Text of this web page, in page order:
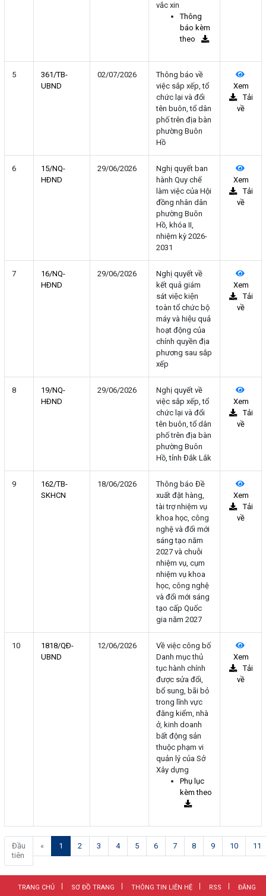
vắc xin
Thông
báo kèm
theo
5
361/TB-
UBND
02/07/2026
Thông báo về
việc sắp xếp, tổ
chức lại và đổi
tên buôn, tổ dân
phố trên địa bàn
phường Buôn
Hồ
Xem
Tải
về
6
15/NQ-
HÐND
29/06/2026
Nghị quyết ban
hành Quy chế
làm việc của Hội
đồng nhân dân
phường Buôn
Hồ, khóa II,
nhiệm kỳ 2026-
2031
Xem
Tải
về
7
16/NQ-
HÐND
29/06/2026
Nghị quyết về
kết quả giám
sát việc kiện
toàn tổ chức bộ
máy và hiệu quả
hoạt động của
chính quyền địa
phương sau sắp
xếp
Xem
Tải
về
8
19/NQ-
HÐND
29/06/2026
Nghị quyết về
việc sắp xếp, tổ
chức lại và đổi
tên buôn, tổ dân
phố trên địa bàn
phường Buôn
Hồ, tỉnh Đắk Lắk
Xem
Tải
về
9
162/TB-
SKHCN
18/06/2026
Thông báo Đề
xuất đặt hàng,
tài trợ nhiệm vụ
khoa học, công
nghệ và đổi mới
sáng tạo năm
2027 và chuỗi
nhiệm vụ, cụm
nhiệm vụ khoa
học, công nghệ
và đổi mới sáng
tạo cấp Quốc
gia năm 2027
Xem
Tải
về
10
1818/QÐ-
UBND
12/06/2026
Về việc công bố
Danh mục thủ
tục hành chính
được sửa đổi,
bổ sung, bãi bỏ
trong lĩnh vực
đăng kiểm, nhà
ở, kinh doanh
bất động sản
thuộc phạm vi
quản lý của Sở
Xây dựng
Phụ lục
kèm theo
Xem
Tải
về
Đầu
tiên
« 1 (current)
2 3 4 5 6 7 8 9 10 11
TRANG CHỦ SƠ ĐỒ TRANG THÔNG TIN LIÊN HỆ RSS ĐĂNG